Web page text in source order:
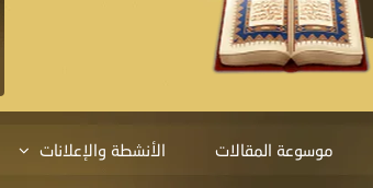
المغفرة لأنها أغلى جائزة، وهي مفتاح باب العطايا التي
موسوعة المقالات الأنشطة والإعلانات